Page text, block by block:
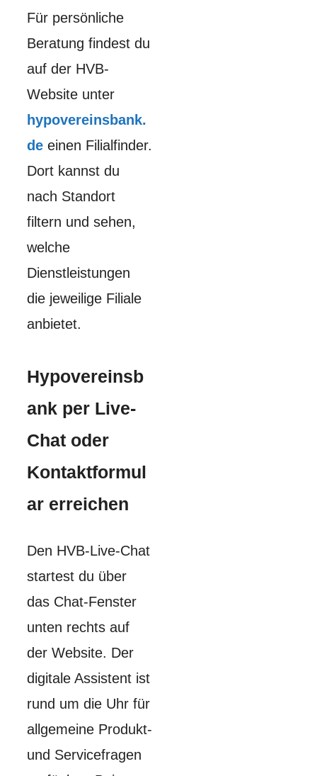
Für persönliche
Beratung findest du
auf der HVB-
Website unter
hypovereinsbank.
de einen Filialfinder.
Dort kannst du
nach Standort
filtern und sehen,
welche
Dienstleistungen
die jeweilige Filiale
anbietet.
Hypovereinsb
ank per Live-
Chat oder
Kontaktformul
ar erreichen
Den HVB-Live-Chat
startest du über
das Chat-Fenster
unten rechts auf
der Website. Der
digitale Assistent ist
rund um die Uhr für
allgemeine Produkt-
und Servicefragen